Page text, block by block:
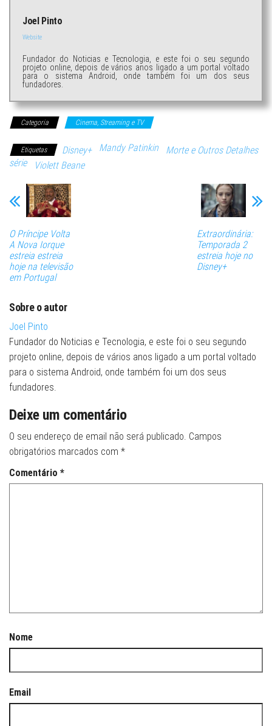
Joel Pinto
Website
Fundador do Noticias e Tecnologia, e este foi o seu segundo
projeto online, depois de vários anos ligado a um portal voltado
para o sistema Android, onde também foi um dos seus
fundadores.
Categoria Cinema, Streaming e TV
Etiquetas Disney+ Mandy Patinkin
Morte e Outros Detalhes
série
Violett Beane
O Príncipe Volta
A Nova Iorque
estreia estreia
hoje na televisão
em Portugal
Extraordinária:
Temporada 2
estreia hoje no
Disney+
Sobre o autor
Joel Pinto
Fundador do Noticias e Tecnologia, e este foi o seu segundo
projeto online, depois de vários anos ligado a um portal voltado
para o sistema Android, onde também foi um dos seus
fundadores.
Deixe um comentário
O seu endereço de email não será publicado. Campos
obrigatórios marcados com *
Comentário *
Nome
Email